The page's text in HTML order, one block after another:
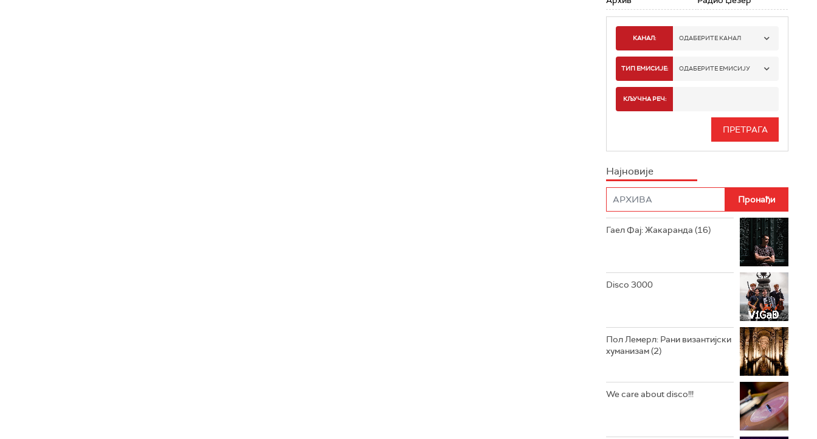
КАНАЛ: ОДАБЕРИТЕ КАНАЛ
РАДИО БЕОГРАД 1
РАДИО БЕОГРАД 3
РАДИО РОКЕНРОЛЕР
РАДИО ЏУБОКС
РАДИО ВРТЕШКА
РАДИО ЏЕЗЕР
ТИП ЕМИСИЈЕ: ОДАБЕРИТЕ ЕМИСИЈУ
ИНФО
КЉУЧНА РЕЧ:
Најновије
Гаел Фај: Жакаранда (16)
Disco 3000
Пол Лемерл: Рани византијски
хуманизам (2)
We care about disco!!!